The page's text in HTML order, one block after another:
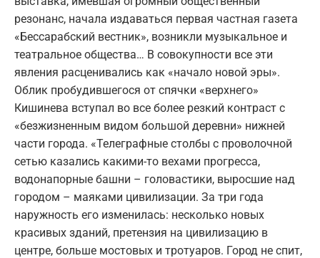
резонанс, начала издаваться первая частная газета
«Бессарабский вестник», возникли музыкальное и
театральное общества… В совокупности все эти
явления расценивались как «начало новой эры».
Облик пробудившегося от спячки «верхнего»
Кишинева вступал во все более резкий контраст с
«безжизненным видом большой деревни» нижней
части города. «Телеграфные столбы с проволочной
сетью казались какими-то вехами прогресса,
водонапорные башни – головастики, выросшие над
городом – маяками цивилизации. За три года
наружность его изменилась: несколько новых
красивых зданий, претензия на цивилизацию в
центре, больше мостовых и тротуаров. Город не спит,